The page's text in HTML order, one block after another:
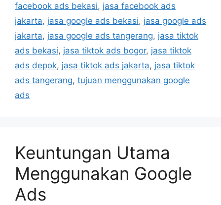
facebook ads bekasi, jasa facebook ads
jakarta, jasa google ads bekasi, jasa google ads
jakarta, jasa google ads tangerang, jasa tiktok
ads bekasi, jasa tiktok ads bogor, jasa tiktok
ads depok, jasa tiktok ads jakarta, jasa tiktok
ads tangerang, tujuan menggunakan google
ads
Keuntungan Utama
Menggunakan Google
Ads